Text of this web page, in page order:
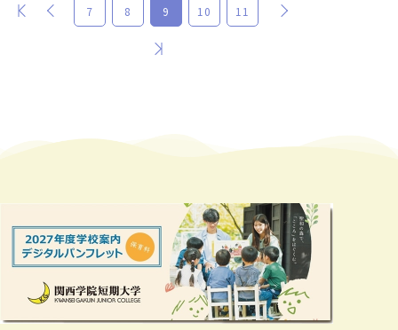
最初 前 7 8 9 10 11
最後